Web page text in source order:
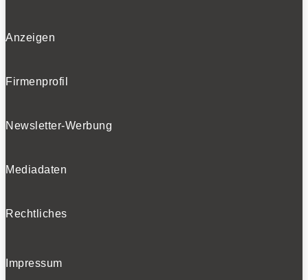
Anzeigen
Firmenprofil
Newsletter-Werbung
Mediadaten
Rechtliches
Impressum